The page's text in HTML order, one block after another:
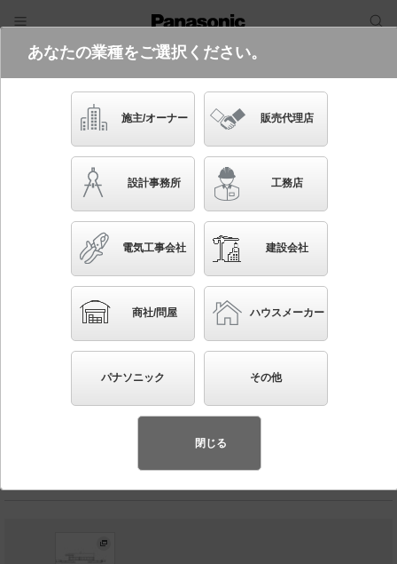
電気・建築設備（ビジネス）
フリーワード
品番・キーワード
かんたん照度計算
PMLEL02450FS
直付型 LED（昼白色） マルチパワーライン 拡散タ
イプ・上方向ビーム角110度・屋外用・電源別置タイ
プ・横出しフロスト 防湿型・防雨型／L246タイプ
あなたの業種をご選択ください。
施主/オーナー 販売代理店
設計事務所 工務店
電気工事会社 建設会社
商社/問屋 ハウスメーカー
パナソニック その他
閉じる